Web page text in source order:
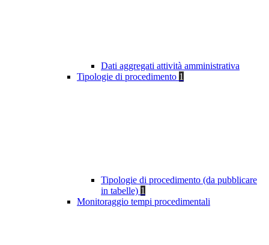
Dati aggregati attività amministrativa
Tipologie di procedimento 1
Tipologie di procedimento (da pubblicare
in tabelle) 1
Monitoraggio tempi procedimentali